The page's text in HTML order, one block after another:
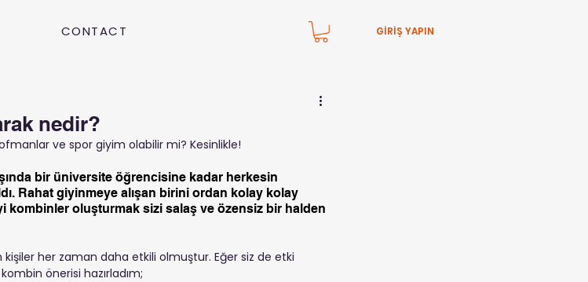
CONTACT GİRİŞ YAPIN
nedir?
ve spor giyim olabilir mi? Kesinlikle!
bir üniversite öğrencisine kadar herkesin
Rahat giyinmeye alışan birini ordan kolay kolay
kombinler oluşturmak sizi salaş ve özensiz bir halden
her zaman daha etkili olmuştur. Eğer siz de etki
önerisi hazırladım;